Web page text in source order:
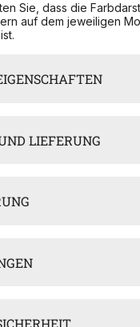
Sie, dass die
auf dem jeweiligen
LIEFERUNG